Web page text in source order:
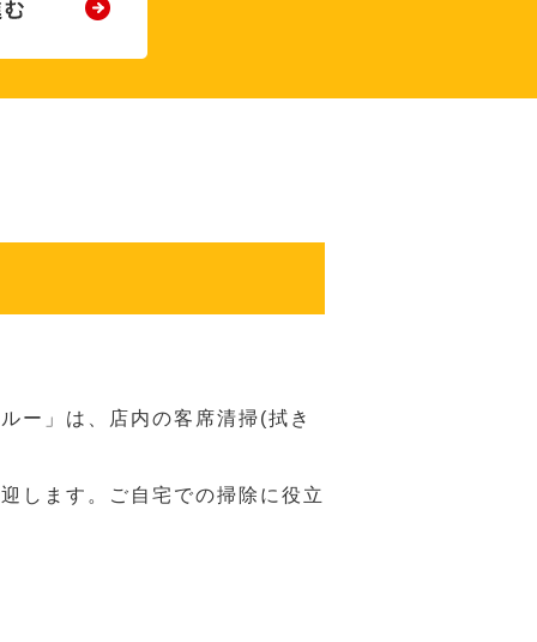
ー」は、店内の客席清掃(拭き
します。ご自宅での掃除に役立